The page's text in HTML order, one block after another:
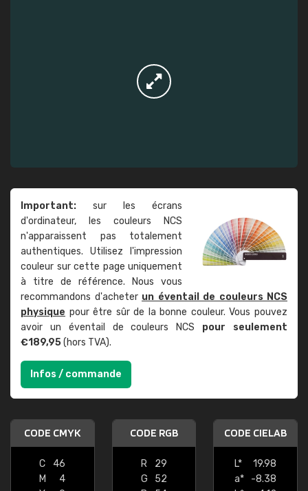
Important: sur les écrans
d'ordinateur, les couleurs NCS
n'apparaissent pas totalement
authentiques. Utilisez l'impression
couleur sur cette page uniquement
à titre de référence. Nous vous
recommandons d'acheter un éventail de couleurs NCS
physique pour être sûr de la bonne couleur. Vous pouvez
avoir un éventail de couleurs NCS pour seulement
€189,95(hors TVA).
Infos / commande
CODE CMYK
C
46
M
4
CODE RGB
R
29
G
52
CODE CIELAB
L*
19.98
a*
-8.38